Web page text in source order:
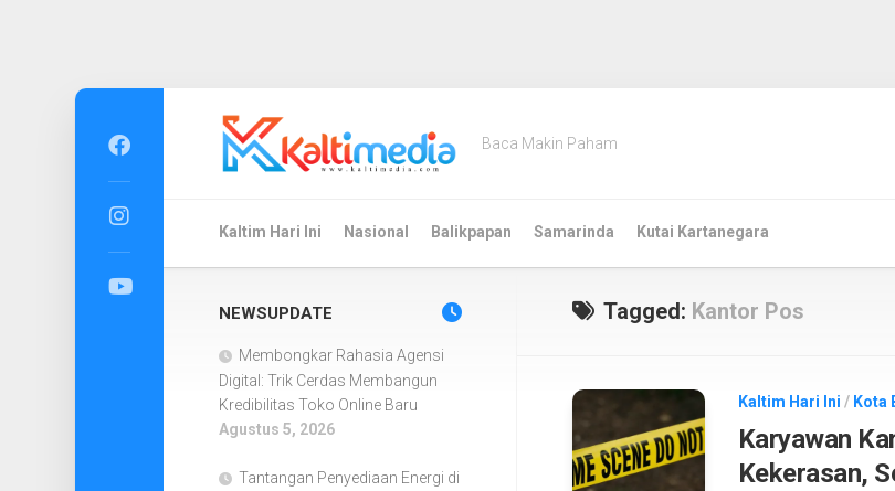
Baca Makin Paham
Kaltim Hari Ini Nasional Balikpapan Samarinda Kutai Kartanegara
Tagged: Kantor Pos
Kaltim Hari Ini / Kota
Karyawan
Kekerasan,
NEWSUPDATE
Membongkar Rahasia Agensi
Digital: Trik Cerdas Membangun
Kredibilitas Toko Online Baru
Agustus 5, 2026
Tantangan Penyediaan Energi di